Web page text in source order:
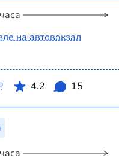
на автовокзал
4.2 15